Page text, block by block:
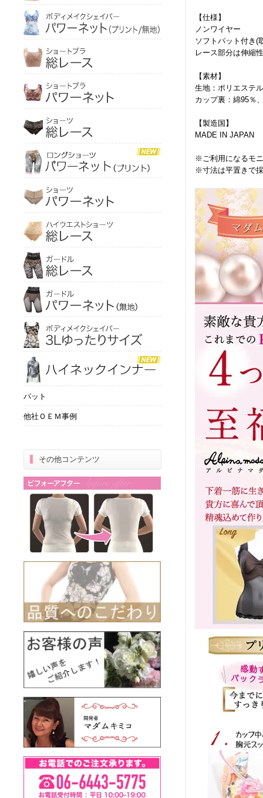
パット
他社ＯＥＭ事例
その他コンテンツ
【仕様】
ノンワイヤー
ソフトパット付き(
レース部分は伸縮
【素材】
生地：ポリエステ
カップ裏：綿95％
【製造国】
MADE IN JAPAN
※ご利用になるモ
※寸法は平置きで